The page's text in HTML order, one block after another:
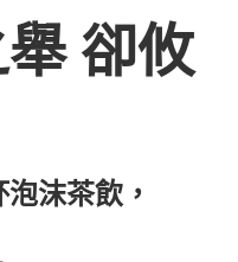
卻攸
沫茶飲，